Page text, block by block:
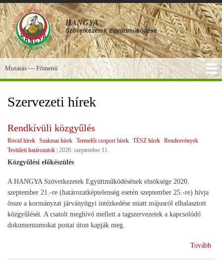
Ugrás
a
tartalomra
HANGYA
Szövetkezetek Együttműködése
Főmenü
Mutatás — Főmenü
Szervezeti hírek
Rendkívüli közgyűlés
Rövid hírek Szakmai hírek Termelői csoport hírek TÉSZ hírek Rendezvények
Testületi határozatok 2020. szeptember 11.
Közgyűlési előkészülés
A HANGYA Szövetkezetek Együttműködésének elnöksége 2020.
szeptember 21.-re (határozatképtelenség esetén szeptember 25.-re) hívja
össze a kormányzat járványügyi intézkedése miatt májusról elhalasztott
közgyűlését. A csatolt meghívó mellett a tagszervezetek a kapcsolódó
dokumentumokat postai úton kapják meg.
Tovább